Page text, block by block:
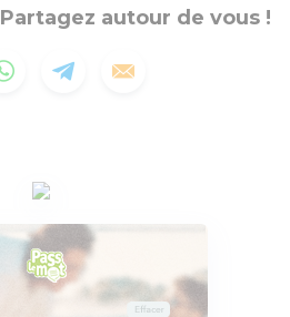
autour de vous !